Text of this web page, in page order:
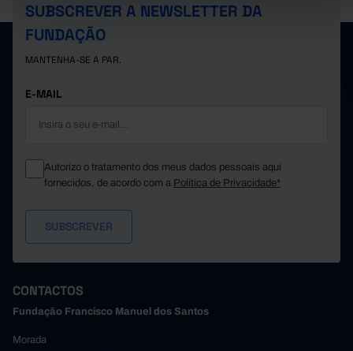
SUBSCREVER A NEWSLETTER DA
FUNDAÇÃO
MANTENHA-SE A PAR.
E-MAIL
Autorizo o tratamento dos meus dados pessoais aqui
fornecidos, de acordo com a Política de Privacidade*
CONTACTOS
Fundação Francisco Manuel dos Santos
Morada